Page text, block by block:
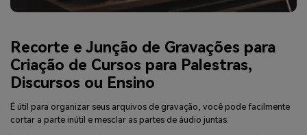
Recorte e Junção de Gravações para
Criação de Cursos para Palestras,
Discursos ou Ensino
É útil para organizar seus arquivos de gravação, você pode facilmente
cortar a parte inútil e mesclar as partes de áudio juntas.